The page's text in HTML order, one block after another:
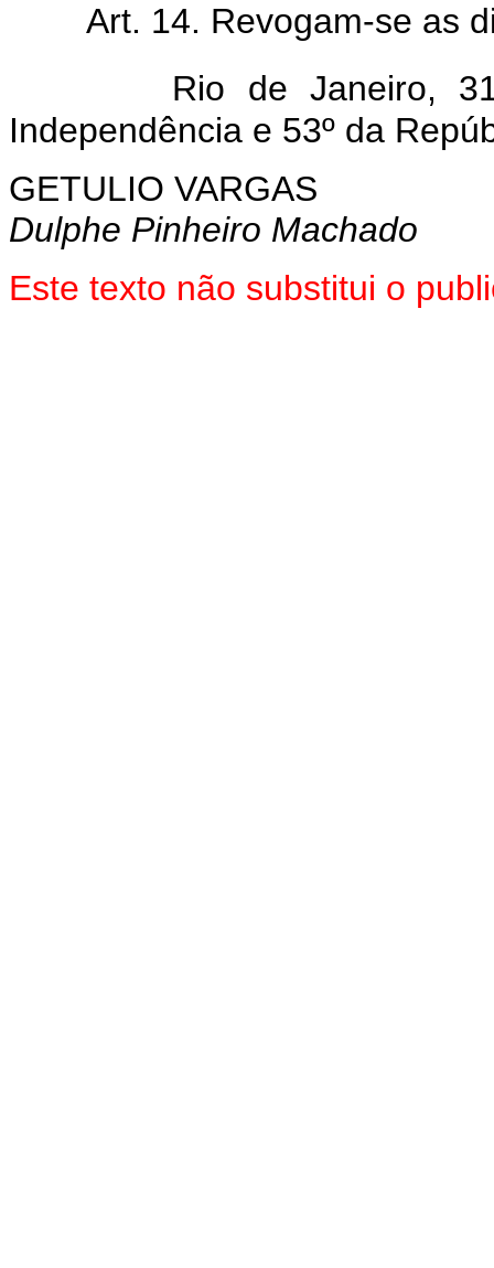
Art. 14. Revogam-se as
Rio de Janeiro,
Independência e 53º da
GETULIO VARGAS
Dulphe Pinheiro Machado
Este texto não substitui o